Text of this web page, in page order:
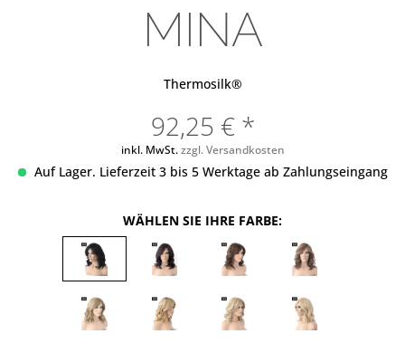
MINA
Thermosilk®
92,25 € *
inkl. MwSt.zzgl. Versandkosten
Auf Lager. Lieferzeit 3 bis 5 Werktage ab Zahlungseingang
WÄHLEN SIE IHRE FARBE: